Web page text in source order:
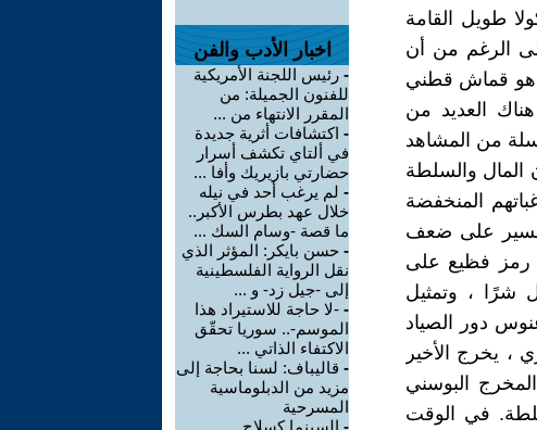
طويل القامة
الرغم من أن
هو قماش قطني
هناك العديد من
من المشاهد
المال والسلطة
المنخفضة
على ضعف
رمز فظيع على
شرًا ، وتمثيل
دور الصياد
، يخرج الأخير
البوسني
في الوقت
اخبار الأدب والفن
- رئيس اللجنة الأمريكية
للفنون الجميلة: من
المقرر الانتهاء من ...
- اكتشافات أثرية جديدة
في ألتاي تكشف أسرار
حضارتي بازيريك وأفا ...
- لم يرغب أحد في نيله
خلال عهد بطرس الأكبر..
ما قصة -وسام السك ...
- حسن بايكر: المؤثر الذي
نقل الرواية الفلسطينية
إلى -جيل زد- و ...
- -لا حاجة للاستيراد هذا
الموسم-.. سوريا تحقّق
الاكتفاء الذاتي ...
- قاليباف: لسنا بحاجة إلى
مزيد من الدبلوماسية
المسرحية
- السينما كسلاح